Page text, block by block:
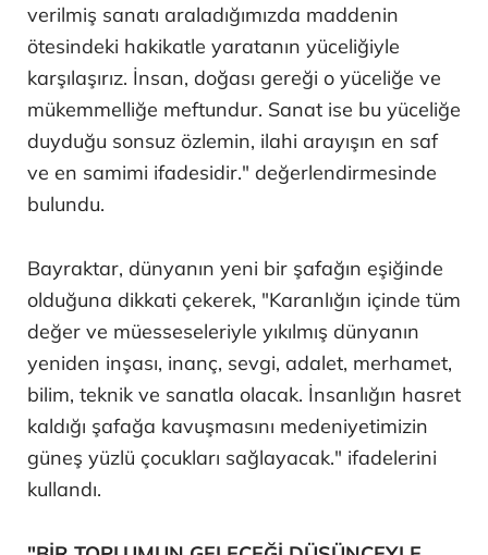
verilmiş sanatı araladığımızda maddenin
ötesindeki hakikatle yaratanın yüceliğiyle
karşılaşırız. İnsan, doğası gereği o yüceliğe ve
mükemmelliğe meftundur. Sanat ise bu yüceliğe
duyduğu sonsuz özlemin, ilahi arayışın en saf
ve en samimi ifadesidir." değerlendirmesinde
bulundu.
Bayraktar, dünyanın yeni bir şafağın eşiğinde
olduğuna dikkati çekerek, "Karanlığın içinde tüm
değer ve müesseseleriyle yıkılmış dünyanın
yeniden inşası, inanç, sevgi, adalet, merhamet,
bilim, teknik ve sanatla olacak. İnsanlığın hasret
kaldığı şafağa kavuşmasını medeniyetimizin
güneş yüzlü çocukları sağlayacak." ifadelerini
kullandı.